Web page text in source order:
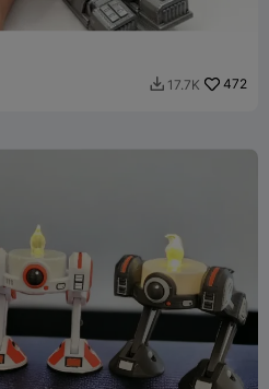
 17.7K 472